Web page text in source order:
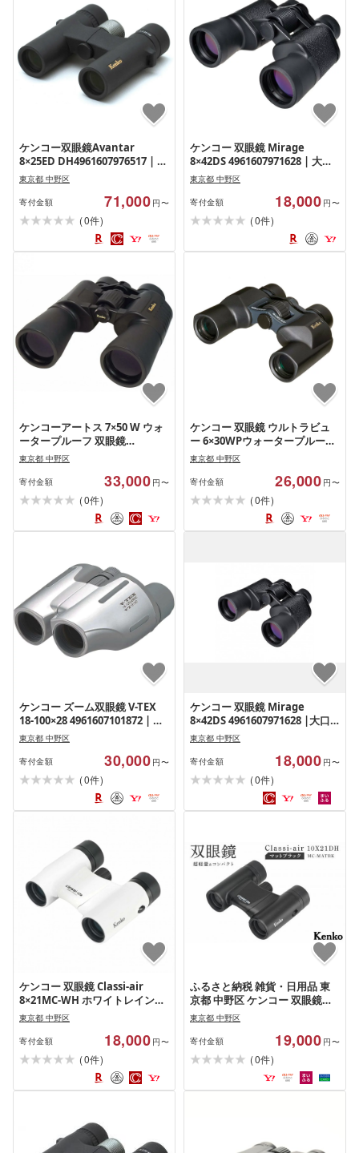
ケンコー双眼鏡Avantar
8×25ED DH4961607976517 | 双
眼鏡 軽量 コンパクト スポーツ
観戦 ライブ コンサート 送料無
料 東京 中野区
東京都 中野区
寄付金額 71,000 円〜
(0件)
ケンコー 双眼鏡 Mirage
8×42DS 4961607971628 | 大口
径 ライブ コンサート スポーツ
アウトドア 送料無料 東京 中野
区
東京都 中野区
寄付金額 18,000 円〜
(0件)
ケンコーアートス 7×50 W ウォ
ータープルーフ 双眼鏡
4961607971703 | 防水 ライブ
コンサート スポーツ 送料無料
東京 中野区
東京都 中野区
寄付金額 33,000 円〜
(0件)
ケンコー 双眼鏡 ウルトラビュ
ー 6×30WPウォータープルーフ
4961607020395 | 防水 軽量 コ
ンパクト ライブ コンサート ス
ポーツ アウトドア 送料無料 東
京 中野区
東京都 中野区
寄付金額 26,000 円〜
(0件)
ケンコー ズーム双眼鏡 V-TEX
18-100×28 4961607101872 | 双
眼鏡 コンパクト 高倍率 ライブ
コンサート スポーツ 送料無料
東京 中野区
東京都 中野区
寄付金額 30,000 円〜
(0件)
ケンコー 双眼鏡 Mirage
8×42DS 4961607971628 |大口
径 ライブ コンサート スポーツ
アウトドア 送料無料 東京 中野
区
東京都 中野区
寄付金額 18,000 円〜
(0件)
ケンコー 双眼鏡 Classi-air
8×21MC-WH ホワイトレインプ
ルーフ 4961607021385 | コンパ
クト 防水 スポーツ観戦 白 ライ
ブ コンサート 送料無料 東京 中
野区
東京都 中野区
寄付金額 18,000 円〜
(0件)
ふるさと納税 雑貨・日用品 東
京都 中野区 ケンコー 双眼鏡
Classi-air 10×21MC-MATBKマ
ットブラックレインプルーフ
4961607021415 | コンパクト 防
水 スポー…
東京都 中野区
寄付金額 19,000 円〜
(0件)